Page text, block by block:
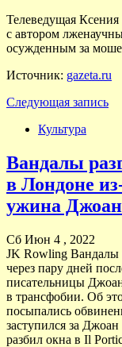
Телеведущая Ксения
с автором
осужденным за
Источник: gazeta.ru
Следующая запись
Культура
Вандалы
в Лондоне
ужина
Сб Июн 4 , 2022
JK Rowling Вандалы
через пару дней
писательницы
в трансфобии. Об
посыпались
заступился за
разбил окна в Il